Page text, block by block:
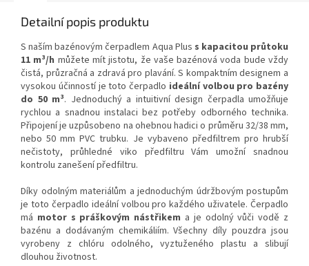
Detailní popis produktu
S naším bazénovým čerpadlem Aqua Plus s kapacitou průtoku
11 m³/h můžete mít jistotu, že vaše bazénová voda bude vždy
čistá, průzračná a zdravá pro plavání. S kompaktním designem a
vysokou účinností je toto čerpadlo ideální volbou pro bazény
do 50 m³. Jednoduchý a intuitivní design čerpadla umožňuje
rychlou a snadnou instalaci bez potřeby odborného technika.
Připojení je uzpůsobeno na ohebnou hadici o průměru 32/38 mm,
nebo 50 mm PVC trubku. Je vybaveno předfiltrem pro hrubší
nečistoty, průhledné viko předfiltru Vám umožní snadnou
kontrolu zanešení předfiltru.
Díky odolným materiálům a jednoduchým údržbovým postupům
je toto čerpadlo ideální volbou pro každého uživatele. Čerpadlo
má motor s práškovým nástřikem a je odolný vůči vodě z
bazénu a dodávaným chemikáliím. Všechny díly pouzdra jsou
vyrobeny z chlóru odolného, ​​vyztuženého plastu a slibují
dlouhou životnost.